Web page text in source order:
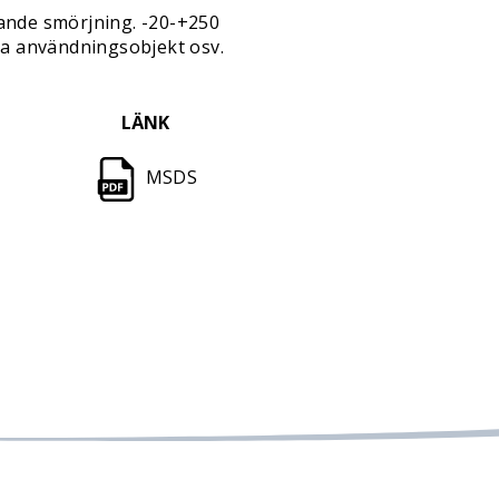
smörjning. -20-+250
användningsobjekt osv.
LÄNK
MSDS